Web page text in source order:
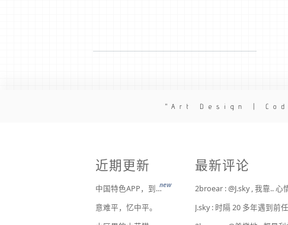
Art Design |
近期更新
中国特色APP，到底谁来治？new
意难平，忆中平。
最新评论